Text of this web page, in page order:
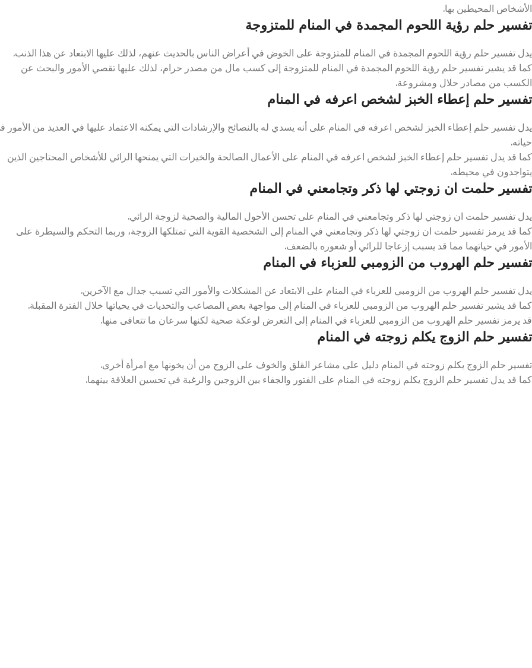
الأشخاص المحيطين بها.
تفسير حلم رؤية اللحوم المجمدة في المنام للمتزوجة
يدل تفسير حلم رؤية اللحوم المجمدة في المنام للمتزوجة على الخوض في أعراض الناس بالحديث عنهم، لذلك عليها الابتعاد عن هذا الذنب.
كما قد يشير تفسير حلم رؤية اللحوم المجمدة في المنام للمتزوجة إلى كسب مال من مصدر حرام، لذلك عليها تقصي الأمور والبحث عن
الكسب من مصادر حلال ومشروعة.
تفسير حلم إعطاء الخبز لشخص اعرفه في المنام
يدل تفسير حلم إعطاء الخبز لشخص اعرفه في المنام على أنه يسدي له بالنصائح والإرشادات التي يمكنه الاعتماد عليها في العديد من الأمور
حياته.
كما قد يدل تفسير حلم إعطاء الخبز لشخص اعرفه في المنام على الأعمال الصالحة والخيرات التي يمنحها الرائي للأشخاص المحتاجين الذين
يتواجدون في محيطه.
تفسير حلمت ان زوجتي لها ذكر وتجامعني في المنام
يدل تفسير حلمت ان زوجتي لها ذكر وتجامعني في المنام على تحسن الأحول المالية والصحية لزوجة الرائي.
كما قد يرمز تفسير حلمت ان زوجتي لها ذكر وتجامعني في المنام إلى الشخصية القوية التي تمتلكها الزوجة، وربما التحكم والسيطرة على
الأمور في حياتهما مما قد يسبب إزعاجا للرائي أو شعوره بالضعف.
تفسير حلم الهروب من الزومبي للعزباء في المنام
يدل تفسير حلم الهروب من الزومبي للعزباء في المنام على الابتعاد عن المشكلات والأمور التي تسبب جدال مع الآخرين.
كما قد يشير تفسير حلم الهروب من الزومبي للعزباء في المنام إلى مواجهة بعض المصاعب والتحديات في يحياتها خلال الفترة المقبلة.
قد يرمز تفسير حلم الهروب من الزومبي للعزباء في المنام إلى التعرض لوعكة صحية لكنها سرعان ما تتعافى منها.
تفسير حلم الزوج يكلم زوجته في المنام
تفسير حلم الزوج يكلم زوجته في المنام دليل على مشاعر القلق والخوف على الزوج من أن يخونها مع امرأة أخرى.
كما قد يدل تفسير حلم الزوج يكلم زوجته في المنام على الفتور والجفاء بين الزوجين والرغبة في تحسين العلاقة بينهما.